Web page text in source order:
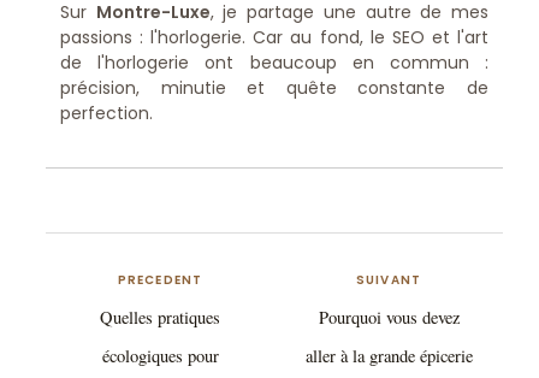
Sur Montre-Luxe, je partage une autre de mes
passions : l'horlogerie. Car au fond, le SEO et l'art
de l'horlogerie ont beaucoup en commun :
précision, minutie et quête constante de
perfection.
PRECEDENT
Quelles pratiques
écologiques pour
SUIVANT
Pourquoi vous devez
aller à la grande épicerie